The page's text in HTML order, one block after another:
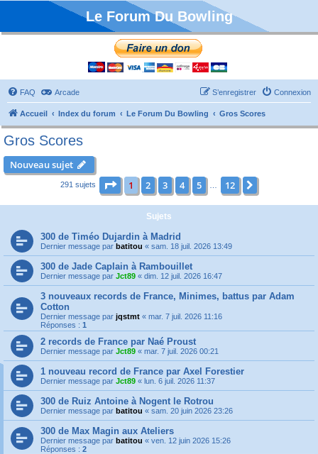
Le Forum Du Bowling
FAQ Arcade Connexion
S’enregistrer
Accueil Index du forum Le Forum Du Bowling Gros Scores
Gros Scores
Nouveau sujet
291 sujets Page sur12
1 2 3 4 5 12
Sujets
300 de Timéo Dujardin à Madrid
Dernier message par batitou « sam. 18 juil. 2026 13:49
300 de Jade Caplain à Rambouillet
Dernier message par Jct89 « dim. 12 juil. 2026 16:47
3 nouveaux records de France, Minimes, battus par Adam
Cotton
Dernier message par jqstmt « mar. 7 juil. 2026 11:16
Réponses : 1
2 records de France par Naé Proust
Dernier message par Jct89 « mar. 7 juil. 2026 00:21
1 nouveau record de France par Axel Forestier
Dernier message par Jct89 « lun. 6 juil. 2026 11:37
300 de Ruiz Antoine à Nogent le Rotrou
Dernier message par batitou « sam. 20 juin 2026 23:26
300 de Max Magin aux Ateliers
Dernier message par batitou « ven. 12 juin 2026 15:26
Réponses : 2